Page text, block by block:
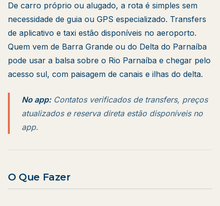
De carro próprio ou alugado, a rota é simples sem
necessidade de guia ou GPS especializado. Transfers
de aplicativo e taxi estão disponíveis no aeroporto.
Quem vem de Barra Grande ou do Delta do Parnaíba
pode usar a balsa sobre o Rio Parnaíba e chegar pelo
acesso sul, com paisagem de canais e ilhas do delta.
No app:Contatos verificados de transfers, preços
atualizados e reserva direta estão disponíveis no
app.
O Que Fazer